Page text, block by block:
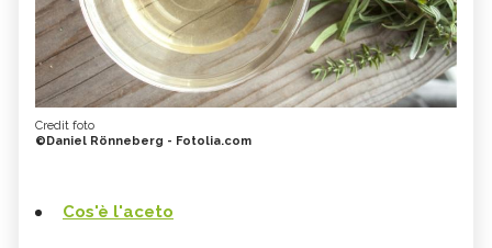
Credit foto
©Daniel Rönneberg - Fotolia.com
Cos'è l'aceto